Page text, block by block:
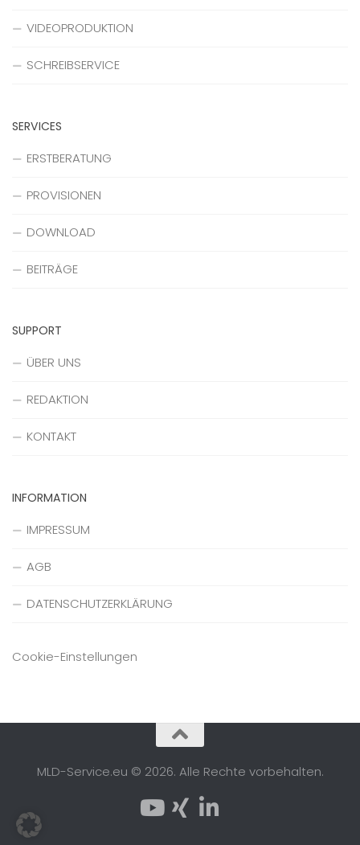
VIDEOPRODUKTION
SCHREIBSERVICE
SERVICES
ERSTBERATUNG
PROVISIONEN
DOWNLOAD
BEITRÄGE
SUPPORT
ÜBER UNS
REDAKTION
KONTAKT
INFORMATION
IMPRESSUM
AGB
DATENSCHUTZERKLÄRUNG
Cookie-Einstellungen
MLD-Service.eu © 2026. Alle Rechte vorbehalten.